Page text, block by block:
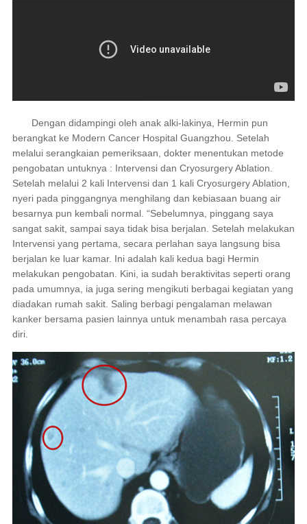
Dengan didampingi oleh anak alki-lakinya, Hermin pun
berangkat ke Modern Cancer Hospital Guangzhou. Setelah
melalui serangkaian pemeriksaan, dokter menentukan metode
pengobatan untuknya : Intervensi dan Cryosurgery Ablation.
Setelah melalui 2 kali Intervensi dan 1 kali Cryosurgery Ablation,
nyeri pada pinggangnya menghilang dan kebiasaan buang air
besarnya pun kembali normal. “Sebelumnya, pinggang saya
sangat sakit, sampai saya tidak bisa berjalan. Setelah melakukan
Intervensi yang pertama, secara perlahan saya langsung bisa
berjalan ke luar kamar. Ini adalah kali kedua bagi Hermin
melakukan pengobatan. Kini, ia sudah beraktivitas seperti orang
pada umumnya, ia juga sering mengikuti berbagai kegiatan yang
diadakan rumah sakit. Saling berbagi pengalaman melawan
kanker bersama pasien lainnya untuk menambah rasa percaya
diri.